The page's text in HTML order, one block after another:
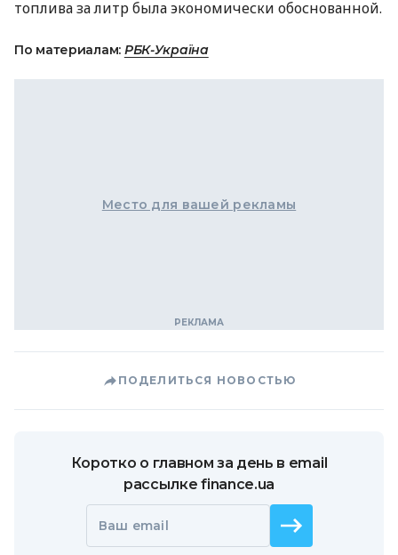
топлива за литр была экономически обоснованной.
По материалам: РБК-Україна
Место для вашей рекламы
ПОДЕЛИТЬСЯ НОВОСТЬЮ
Коротко о главном за день в email
рассылке finance.ua
Ваш email